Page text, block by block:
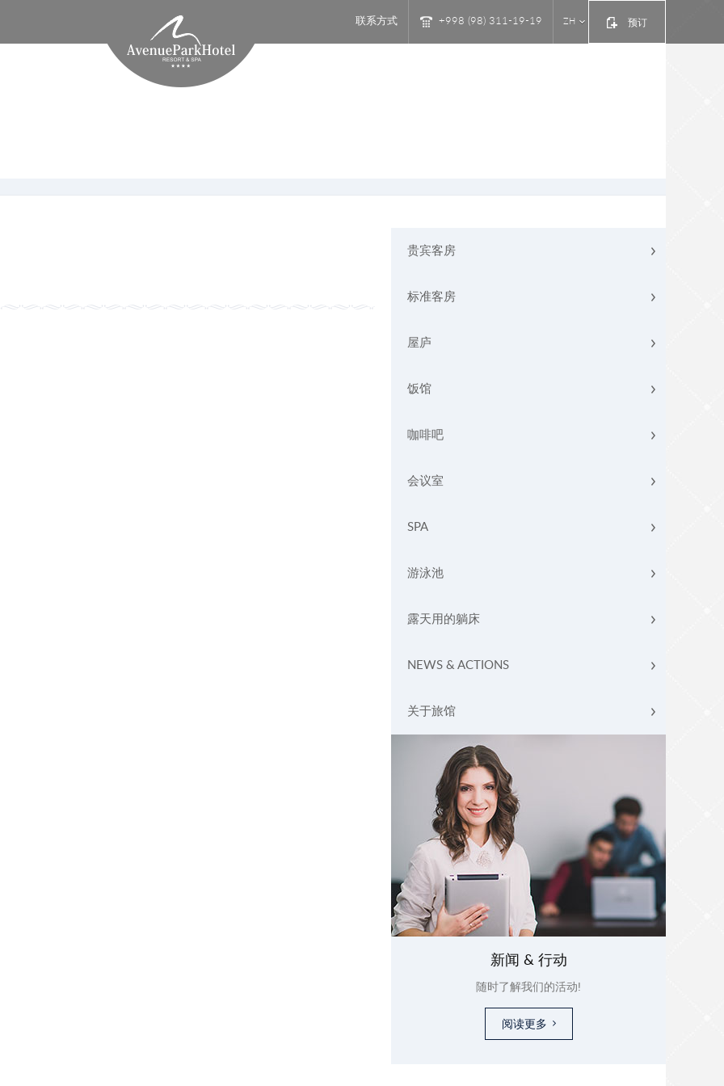
联系方式 +998 (98) 311-19-19 ZH 预订
贵宾客房
标准客房
屋庐
饭馆
咖啡吧
会议室
SPA
游泳池
露天用的躺床
NEWS & ACTIONS
关于旅馆
新闻 & 行动
随时了解我们的活动!
阅读更多